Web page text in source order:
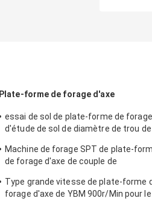
Plate-forme de forage d'axe
essai de sol de plate-forme de forage
d'étude de sol de diamètre de trou de
Machine de forage SPT de plate-
de forage d'axe de couple de
200m
Type grande vitesse de plate-forme
forage d'axe de YBM 900r/Min pour le